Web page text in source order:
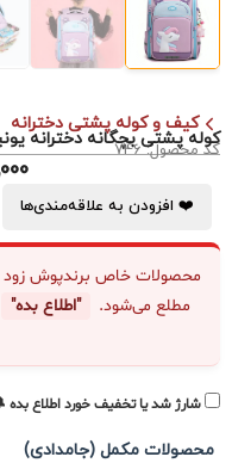
کیف و کوله پشتی دخترانه
کوله پشتی بچگانه دخترانه
کد محصول: 746
❤️ افزودن به علاقه‌مندی‌ها
محصولات خاص برندپوش زود
مطلع می‌شود.
"اطلاع بده"
شارژ شد یا تخفیف خورد اطلاع بده
محصولات مکمل (جامدادی)